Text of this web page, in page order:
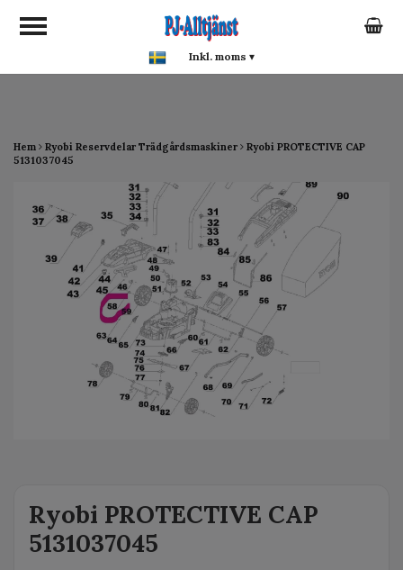
google-site-verification:
google0142a1f5f0015a93.html
Hem Ryobi Reservdelar Trädgårdsmaskiner
Ryobi PROTECTIVE CAP
5131037045
Ryobi PROTECTIVE CAP
5131037045
Inkl. moms ▾